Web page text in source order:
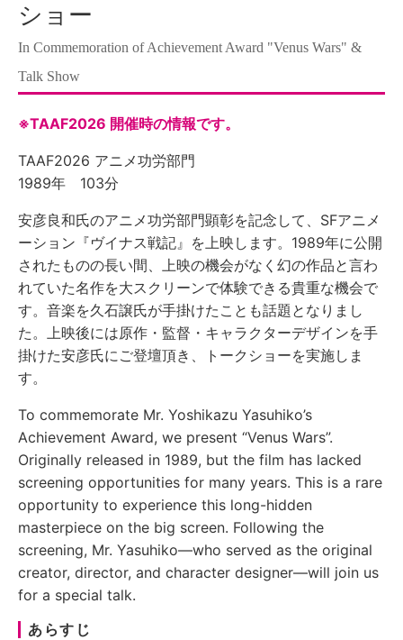
ショー
In Commemoration of Achievement Award "Venus Wars" &
Talk Show
※TAAF2026 開催時の情報です。
TAAF2026 アニメ功労部門
1989年 103分
安彦良和氏のアニメ功労部門顕彰を記念して、SFアニメ
ーション『ヴイナス戦記』を上映します。1989年に公開
されたものの長い間、上映の機会がなく幻の作品と言わ
れていた名作を大スクリーンで体験できる貴重な機会で
す。音楽を久石譲氏が手掛けたことも話題となりまし
た。上映後には原作・監督・キャラクターデザインを手
掛けた安彦氏にご登壇頂き、トークショーを実施しま
す。
To commemorate Mr. Yoshikazu Yasuhiko’s
Achievement Award, we present “Venus Wars”.
Originally released in 1989, but the film has lacked
screening opportunities for many years. This is a rare
opportunity to experience this long-hidden
masterpiece on the big screen. Following the
screening, Mr. Yasuhiko—who served as the original
creator, director, and character designer—will join us
for a special talk.
あらすじ